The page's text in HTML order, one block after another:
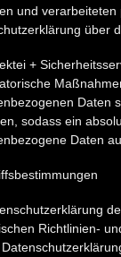
und
über
+
Daten
sodass ein
Daten
Richtlinien-